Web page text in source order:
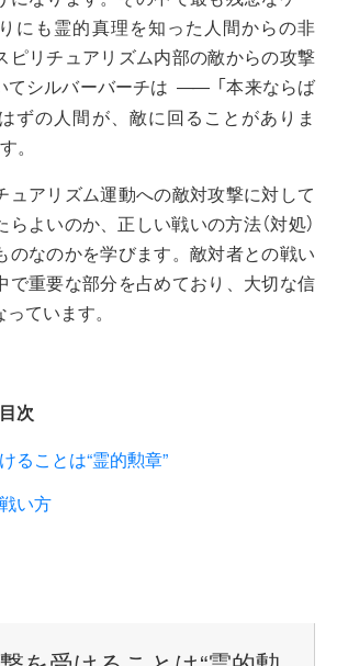
にも霊的真理を知った人間からの非
ピリチュアリズム内部の敵からの攻撃
てシルバーバーチは ――
「本来ならば
ずの人間が、敵に回ることがありま
。
ュアリズム運動への敵対攻撃に対して
よいのか、正しい戦いの方法（対処）
のなのかを学びます。敵対者との戦い
で重要な部分を占めており、大切な信
ています。
次
ることは“霊的勲章”
い方